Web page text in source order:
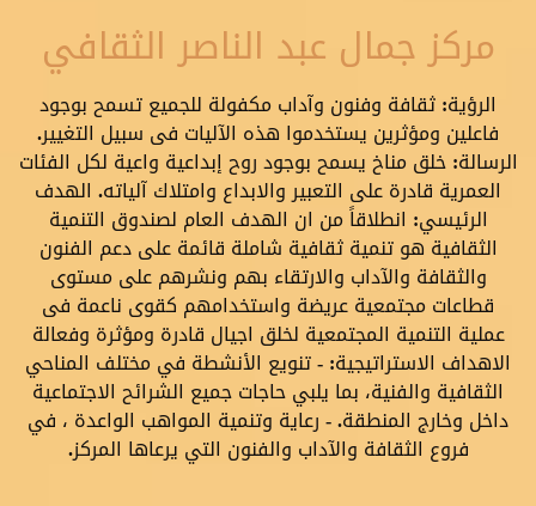
مركز جمال عبد الناصر الثقافي
الرؤية: ثقافة وفنون وآداب مكفولة للجميع تسمح بوجود
فاعلين ومؤثرين يستخدموا هذه الآليات فى سبيل التغيير.
الرسالة: خلق مناخ يسمح بوجود روح إبداعية واعية لكل الفئات
العمرية قادرة على التعبير والابداع وامتلاك آلياته. الهدف
الرئيسي: انطلاقاً من ان الهدف العام لصندوق التنمية
الثقافية هو تنمية ثقافية شاملة قائمة على دعم الفنون
والثقافة والآداب والارتقاء بهم ونشرهم على مستوى
قطاعات مجتمعية عريضة واستخدامهم كقوى ناعمة فى
عملية التنمية المجتمعية لخلق اجيال قادرة ومؤثرة وفعالة
الاهداف الاستراتيجية: - تنويع الأنشطة في مختلف المناحي
الثقافية والفنية، بما يلبي حاجات جميع الشرائح الاجتماعية
داخل وخارج المنطقة. - رعاية وتنمية المواهب الواعدة ، في
فروع الثقافة والآداب والفنون التي يرعاها المركز.